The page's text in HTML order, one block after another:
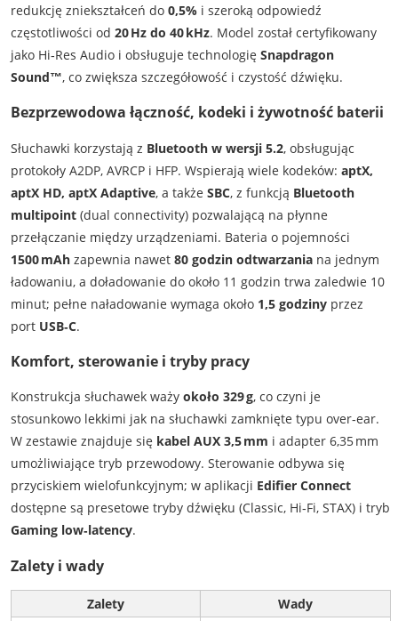
redukcję zniekształceń do 0,5%i szeroką odpowiedź
częstotliwości od 20 Hz do 40 kHz. Model został certyfikowany
jako Hi‑Res Audio i obsługuje technologię Snapdragon
Sound™, co zwiększa szczegółowość i czystość dźwięku.
Bezprzewodowa łączność, kodeki i żywotność baterii
Słuchawki korzystają z Bluetooth w wersji 5.2, obsługując
protokoły A2DP, AVRCP i HFP. Wspierają wiele kodeków: aptX,
aptX HD, aptX Adaptive, a także SBC, z funkcją Bluetooth
multipoint(dual connectivity) pozwalającą na płynne
przełączanie między urządzeniami. Bateria o pojemności
1500 mAhzapewnia nawet 80 godzin odtwarzaniana jednym
ładowaniu, a doładowanie do około 11 godzin trwa zaledwie 10
minut; pełne naładowanie wymaga około 1,5 godzinyprzez
port USB‑C.
Komfort, sterowanie i tryby pracy
Konstrukcja słuchawek waży około 329 g, co czyni je
stosunkowo lekkimi jak na słuchawki zamknięte typu over‑ear.
W zestawie znajduje się kabel AUX 3,5 mm i adapter 6,35 mm
umożliwiające tryb przewodowy. Sterowanie odbywa się
przyciskiem wielofunkcyjnym; w aplikacji Edifier Connect
dostępne są presetowe tryby dźwięku (Classic, Hi‑Fi, STAX) i tryb
Gaming low‑latency.
Zalety i wady
Zalety
Wady